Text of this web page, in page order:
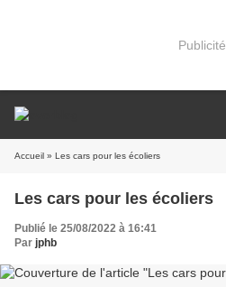
Publicité
Accueil » Les cars pour les écoliers
Les cars pour les écoliers
Publié le 25/08/2022 à 16:41
Par jphb